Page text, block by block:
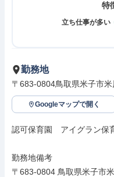
特
立ち仕事が多い
勤務地
〒683-0804鳥取県米子市
Googleマップで開く
認可保育園　アイグラン保
勤務地備考
〒683-0804 鳥取県米子市